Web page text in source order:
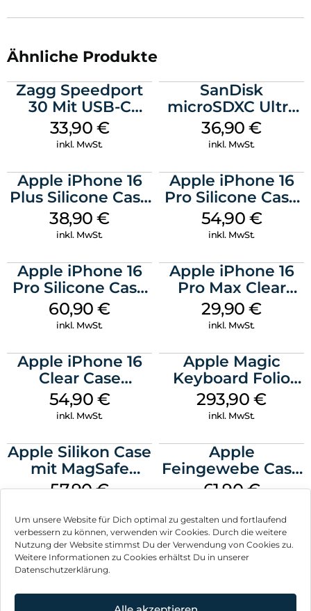
Um unsere Website für Dich optimal zu gestalten und fortlaufend
verbessern zu können, verwenden wir Cookies. Durch die weitere
Nutzung der Website stimmst Du der Verwendung von Cookies zu.
Weitere Informationen zu Cookies erhältst Du in unserer
Datenschutzerklärung.
Ähnliche Produkte
Zagg Speedport
30 Mit USB-C
Kabel Weiß
33,90 €
inkl. MwSt.
SanDisk
microSDXC Ultra
128 GB + Adapter
Mobile
36,90€
inkl. MwSt.
Apple iPhone 16
Plus Silicone Case
MagSafe Denim
38,90€
inkl. MwSt.
Apple iPhone 16
Pro Silicone Case
MagSafe Black
54,90 €
inkl. MwSt.
Apple iPhone 16
Pro Silicone Case
MagSafe Stone
Gray
60,90€
inkl. MwSt.
Apple iPhone 16
Pro Max Clear
Case MagSafe
Transparent
29,90€
inkl. MwSt.
Apple iPhone 16
Clear Case
MagSafe
Transparent
54,90 €
inkl. MwSt.
Apple Magic
Keyboard Folio
iPad 10.9″ (10.Gen.)
Weiß
293,90€
inkl. MwSt.
Apple Silikon Case
mit MagSafe
iPhone 14 Pro
57,90€
Apple
Feingewebe Case
iPhone 15 Pro
61,90€